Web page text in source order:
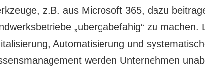
z.B. aus Microsoft 365, dazu
„übergabefähig“ zu machen.
Automatisierung und
werden Unternehmen